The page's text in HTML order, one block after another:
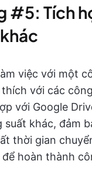
#5: Tích
việc với một
với các
với Google
suất khác, đảm
thời gian
hoàn thành